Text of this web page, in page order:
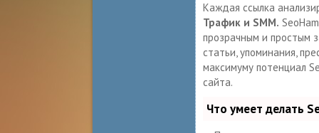
Каждая ссылка
Трафик и SMM.
прозрачным и простым
статьи, упоминания,
максимуму потенциал
сайта.
Что умеет делать